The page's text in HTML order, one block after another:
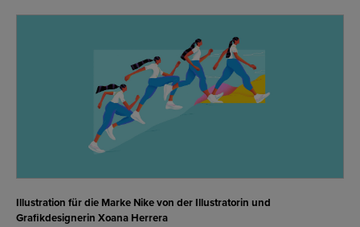
Illustration für die Marke Nike von der Illustratorin und
Grafikdesignerin Xoana Herrera